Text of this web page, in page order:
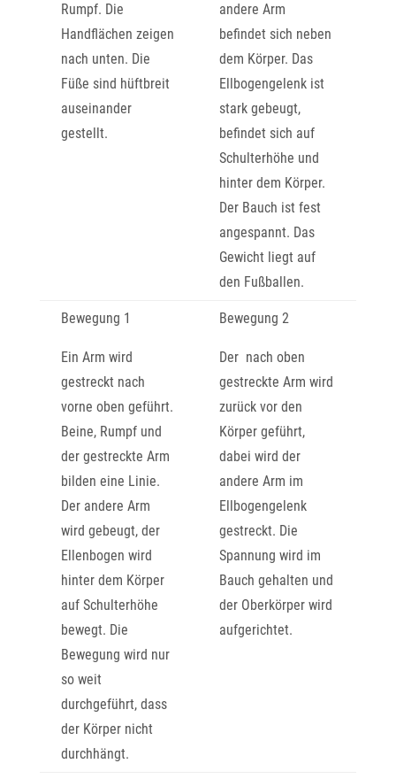
Rumpf. Die
Handflächen zeigen
nach unten. Die
Füße sind hüftbreit
auseinander
gestellt.
andere Arm
befindet sich neben
dem Körper. Das
Ellbogengelenk ist
stark gebeugt,
befindet sich auf
Schulterhöhe und
hinter dem Körper.
Der Bauch ist fest
angespannt. Das
Gewicht liegt auf
den Fußballen.
Bewegung 1
Ein Arm wird
gestreckt nach
vorne oben geführt.
Beine, Rumpf und
der gestreckte Arm
bilden eine Linie.
Der andere Arm
wird gebeugt, der
Ellenbogen wird
hinter dem Körper
auf Schulterhöhe
bewegt. Die
Bewegung wird nur
so weit
durchgeführt, dass
der Körper nicht
durchhängt.
Bewegung 2
Der nach oben
gestreckte Arm wird
zurück vor den
Körper geführt,
dabei wird der
andere Arm im
Ellbogengelenk
gestreckt. Die
Spannung wird im
Bauch gehalten und
der Oberkörper wird
aufgerichtet.